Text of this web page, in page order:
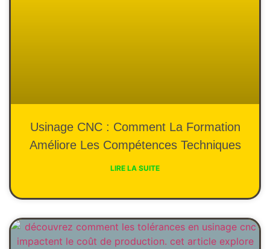
Usinage CNC : Comment La Formation
Améliore Les Compétences Techniques
LIRE LA SUITE